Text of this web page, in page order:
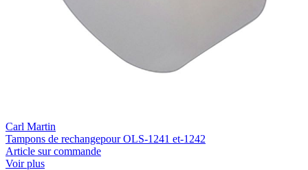
Carl Martin
Tampons de rechangepour OLS-1241 et-1242
Article sur commande
Voir plus